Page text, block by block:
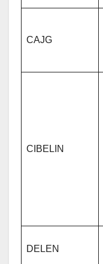
CAJG
CIBELIN
DELEN